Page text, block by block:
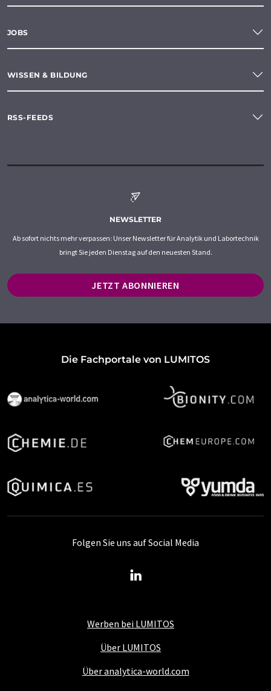
JOBS
WISSEN & BILDUNG
RSS-FEEDS
NEWSLETTER
Ab sofort nichts mehr verpassen: Unser Newsletter für Analytik und Labortechnik
bringt Sie jeden Dienstag auf den neuesten Stand.
JETZT ABONNIEREN
Die Fachportale von LUMITOS
Werben bei LUMITOS
Über LUMITOS
Über analytica-world.com
Folgen Sie uns auf Social Media